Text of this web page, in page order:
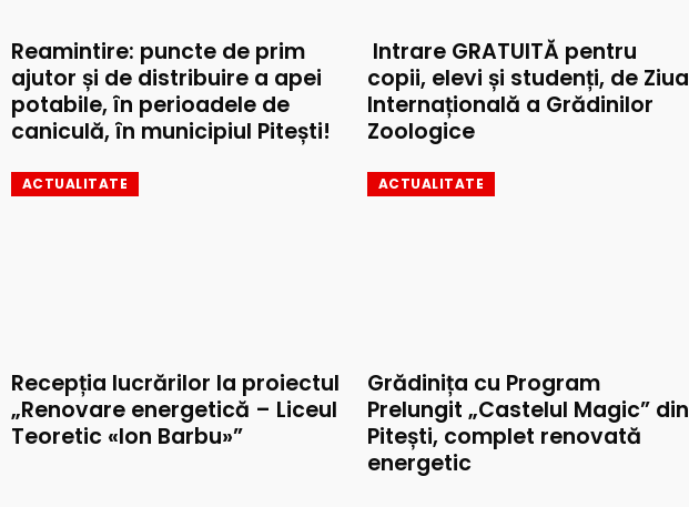
Reamintire: puncte de prim
ajutor și de distribuire a apei
potabile, în perioadele de
caniculă, în municipiul Pitești!
Intrare GRATUITĂ pentru
copii, elevi și studenți, de Ziua
Internațională a Grădinilor
Zoologice
ACTUALITATE
Recepția lucrărilor la proiectul
„Renovare energetică – Liceul
Teoretic «Ion Barbu»”
ACTUALITATE
Grădinița cu Program
Prelungit „Castelul Magic” din
Pitești, complet renovată
energetic